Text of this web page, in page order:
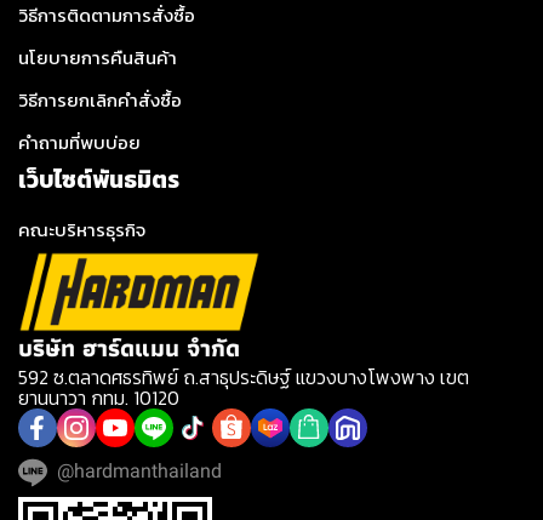
วิธีการติดตามการสั่งซื้อ
นโยบายการคืนสินค้า
วิธีการยกเลิกคำสั่งซื้อ
คำถามที่พบบ่อย
เว็บไซต์พันธมิตร
คณะบริหารธุรกิจ
บริษัท ฮาร์ดแมน จำกัด
592 ซ.ตลาดศธรทิพย์ ถ.สาธุประดิษฐ์ แขวงบางโพงพาง เขต
ยานนาวา กทม. 10120
@hardmanthailand